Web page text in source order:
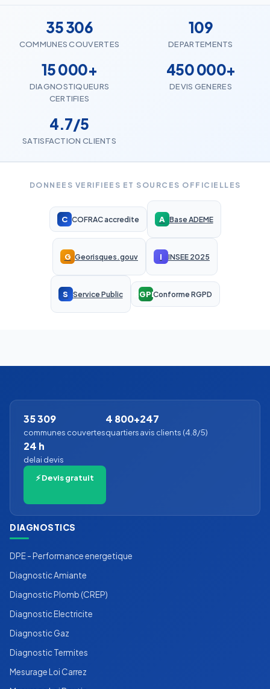
35 306
COMMUNES COUVERTES
109
DEPARTEMENTS
15 000+
DIAGNOSTIQUEURS
CERTIFIES
450 000+
DEVIS GENERES
4.7/5
SATISFACTION CLIENTS
DONNEES VERIFIEES ET SOURCES OFFICIELLES
C COFRAC accredite A Base ADEME
G Georisques.gouv I INSEE 2025
S Service Public RGPDConforme RGPD
35 309
communes couvertes
4 800+
quartiers
247
avis clients (4.8/5)
24 h
delai devis
⚡ Devis gratuit
DIAGNOSTICS
DPE - Performance energetique
Diagnostic Amiante
Diagnostic Plomb (CREP)
Diagnostic Electricite
Diagnostic Gaz
Diagnostic Termites
Mesurage Loi Carrez